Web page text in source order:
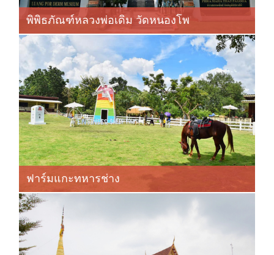
พิพิธภัณฑ์หลวงพ่อเดิม วัดหนองโพ
ฟาร์มแกะทหารช่าง